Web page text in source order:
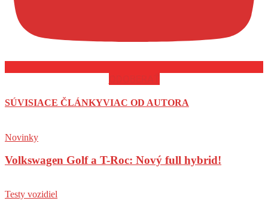
SÚVISIACE ČLÁNKYVIAC OD AUTORA
Novinky
Volkswagen Golf a T-Roc: Nový full hybrid!
Testy vozidiel